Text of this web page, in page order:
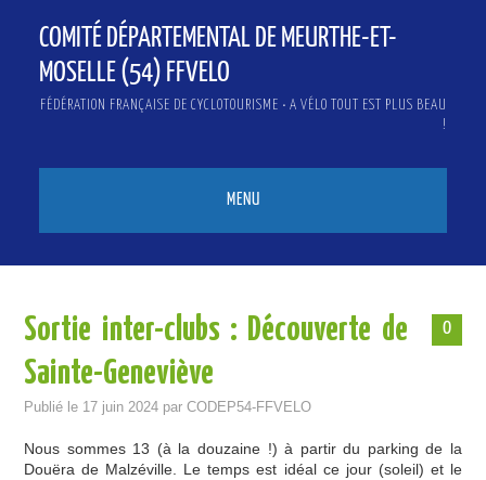
COMITÉ DÉPARTEMENTAL DE MEURTHE-ET-
MOSELLE (54) FFVELO
FÉDÉRATION FRANÇAISE DE CYCLOTOURISME • A VÉLO TOUT EST PLUS BEAU
!
MENU
ACCUEIL
ACTUALITÉS
INFOS & PRESSE
BICLOU
0
Sortie inter-clubs : Découverte de
Sainte-Geneviève
Publié le 17 juin 2024 parCODEP54-FFVELO
Nous sommes 13 (à la douzaine !) à partir du parking de la
Douëra de Malzéville. Le temps est idéal ce jour (soleil) et le